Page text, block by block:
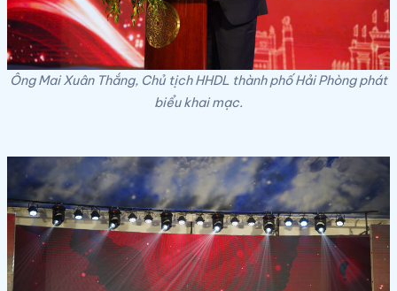
Ông Mai Xuân Thắng, Chủ tịch HHDL thành phố Hải Phòng phát
biểu khai mạc.